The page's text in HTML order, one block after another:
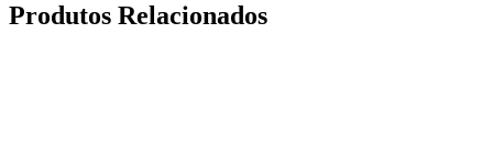
Produtos Relacionados